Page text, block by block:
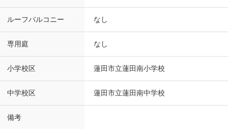
ルーフバルコニー なし
専用庭 なし
小学校区 蓮田市立蓮田南小学校
中学校区 蓮田市立蓮田南中学校
備考